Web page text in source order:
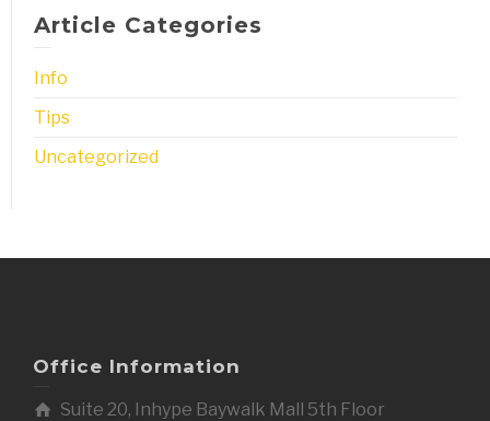
Article Categories
Info
Tips
Uncategorized
Office Information
Suite 20, Inhype Baywalk Mall 5th Floor